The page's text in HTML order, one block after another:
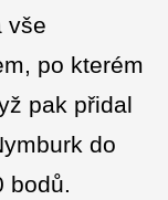
vše
po kterém
pak přidal
do
bodů.